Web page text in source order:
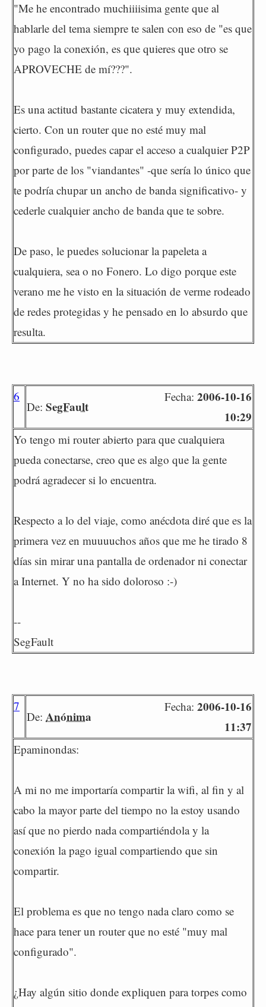
"Me he encontrado muchiiiisima gente que al
hablarle del tema siempre te salen con eso de "es que
yo pago la conexión, es que quieres que otro se
APROVECHE de mí???".
Es una actitud bastante cicatera y muy extendida,
cierto. Con un router que no esté muy mal
configurado, puedes capar el acceso a cualquier P2P
por parte de los "viandantes" -que sería lo único que
te podría chupar un ancho de banda significativo- y
cederle cualquier ancho de banda que te sobre.
De paso, le puedes solucionar la papeleta a
cualquiera, sea o no Fonero. Lo digo porque este
verano me he visto en la situación de verme rodeado
de redes protegidas y he pensado en lo absurdo que
resulta.
6
De: SegFault
Fecha: 2006-10-16
10:29
Yo tengo mi router abierto para que cualquiera
pueda conectarse, creo que es algo que la gente
podrá agradecer si lo encuentra.
Respecto a lo del viaje, como anécdota diré que es la
primera vez en muuuuchos años que me he tirado 8
días sin mirar una pantalla de ordenador ni conectar
a Internet. Y no ha sido doloroso :-)
--
SegFault
7
De: Anónima
Fecha: 2006-10-16
11:37
Epaminondas:
A mi no me importaría compartir la wifi, al fin y al
cabo la mayor parte del tiempo no la estoy usando
así que no pierdo nada compartiéndola y la
conexión la pago igual compartiendo que sin
compartir.
El problema es que no tengo nada claro como se
hace para tener un router que no esté "muy mal
configurado".
¿Hay algún sitio donde expliquen para torpes como